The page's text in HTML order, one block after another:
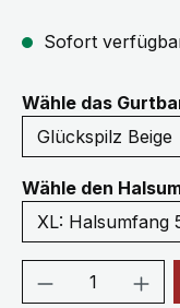
Sofort
Wähle das
Wähle den
Produkt